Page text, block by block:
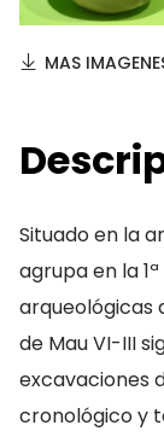
MAS
Situado en la
agrupa en la
arqueológicas
de Mau VI-III
excavaciones
cronológico y